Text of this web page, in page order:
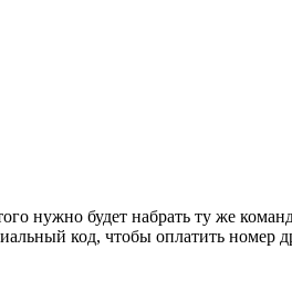
нужно будет набрать ту же
код, чтобы оплатить номер